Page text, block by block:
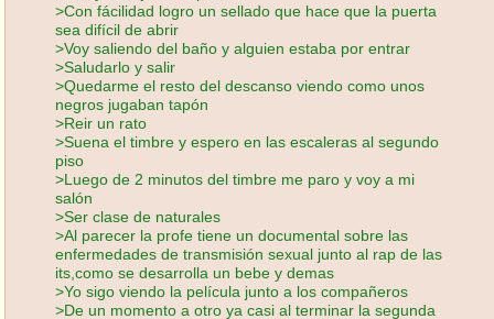
>Con fácilidad logro un sellado que hace que la puerta
sea difícil de abrir
>Voy saliendo del baño y alguien estaba por entrar
>Saludarlo y salir
>Quedarme el resto del descanso viendo como unos
negros jugaban tapón
>Reir un rato
>Suena el timbre y espero en las escaleras al segundo
piso
>Luego de 2 minutos del timbre me paro y voy a mi
salón
>Ser clase de naturales
>Al parecer la profe tiene un documental sobre las
enfermedades de transmisión sexual junto al rap de las
its,como se desarrolla un bebe y demas
>Yo sigo viendo la película junto a los compañeros
>De un momento a otro ya casi al terminar la segunda